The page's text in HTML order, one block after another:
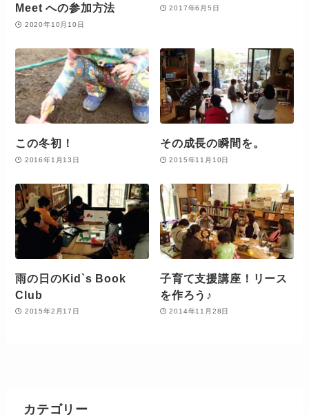
Meet への参加方法
2020年10月10日
2017年6月5日
この冬初！
2016年1月13日
その成長の瞬間を。
2015年11月10日
雨の日のKid`s Book
Club
2015年2月17日
子育て支援講座！リース
を作ろう♪
2014年11月28日
カテゴリー